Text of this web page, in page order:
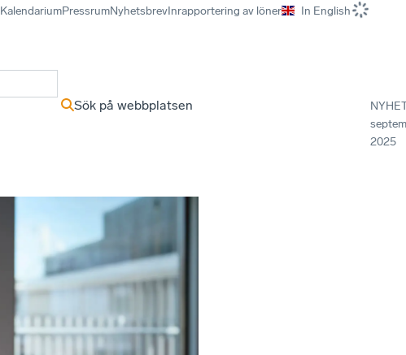
KalendariumPressrumNyhetsbrevInrapportering av löner In English
Sök på webbplatsen
2025